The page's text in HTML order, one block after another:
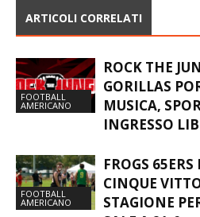
FOOTBALL
AMERICANO
GORILLAS
MUSICA,
INGRESSO
FOOTBALL
AMERICANO
CINQUE
STAGIONE
SALE A 21-0